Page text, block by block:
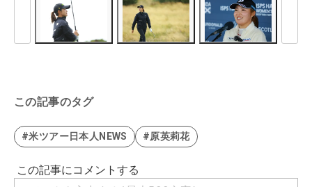
この記事のタグ
#米ツアー日本人NEWS #原英莉花